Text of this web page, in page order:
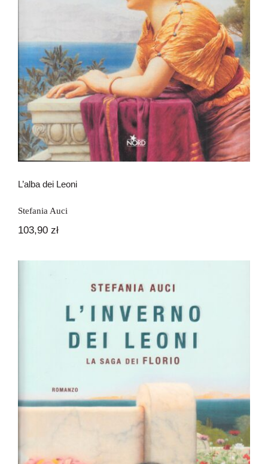
L’alba dei Leoni
Stefania Auci
103,90 zł
L’inverno dei Leoni